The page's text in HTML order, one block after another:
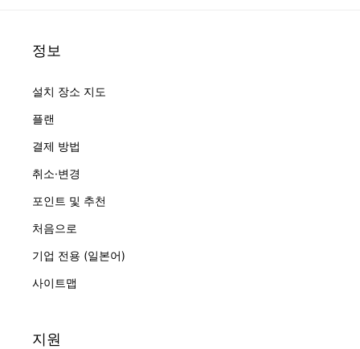
정보
설치 장소 지도
플랜
결제 방법
취소·변경
포인트 및 추천
처음으로
기업 전용 (일본어)
사이트맵
지원